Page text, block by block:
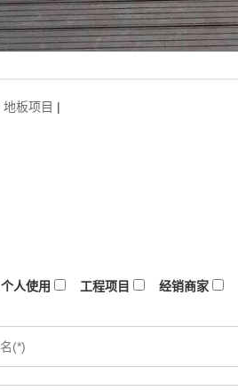
地板项目 |
个人使用 工程项目 经销商家